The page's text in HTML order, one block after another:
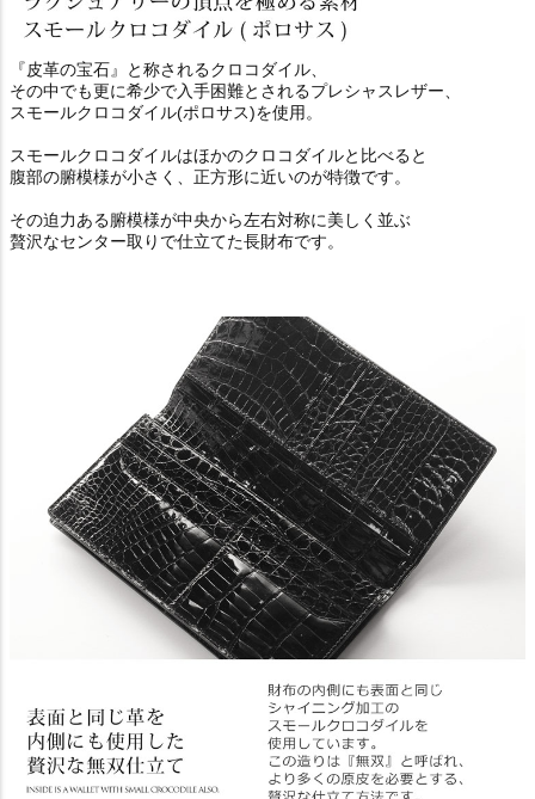
『皮革の宝石』と称されるクロコダイル、
その中でも更に希少で入手困難とされるプレシャスレザー、
スモールクロコダイル(ポロサス)を使用。
スモールクロコダイルはほかのクロコダイルと比べると
腹部の腑模様が小さく、正方形に近いのが特徴です。
その迫力ある腑模様が中央から左右対称に美しく並ぶ
贅沢なセンター取りで仕立てた長財布です。